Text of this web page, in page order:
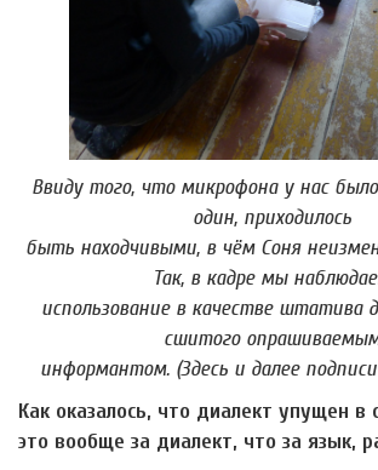
Ввиду того, что микрофона у нас
один, приходилось
быть находчивыми, в чём Соня
Так, в кадре мы
использование в качестве штатива
сшитого
информантом. (Здесь и далее
Как оказалось, что диалект упущен в
это вообще за диалект, что за язык,